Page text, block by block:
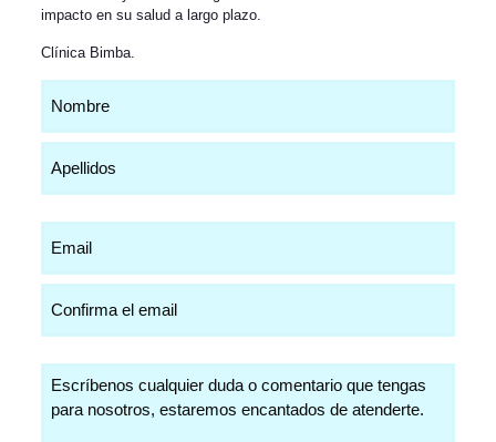
impacto en su salud a largo plazo.
Clínica Bimba.
(Obligatorio)
(Obligatorio)
(Obligatorio)